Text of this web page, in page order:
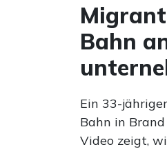
Bahn
Ein 33-
Bahn in
Video zeigt,